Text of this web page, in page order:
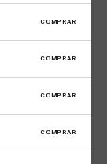
COMPRAR
COMPRAR
COMPRAR
COMPRAR